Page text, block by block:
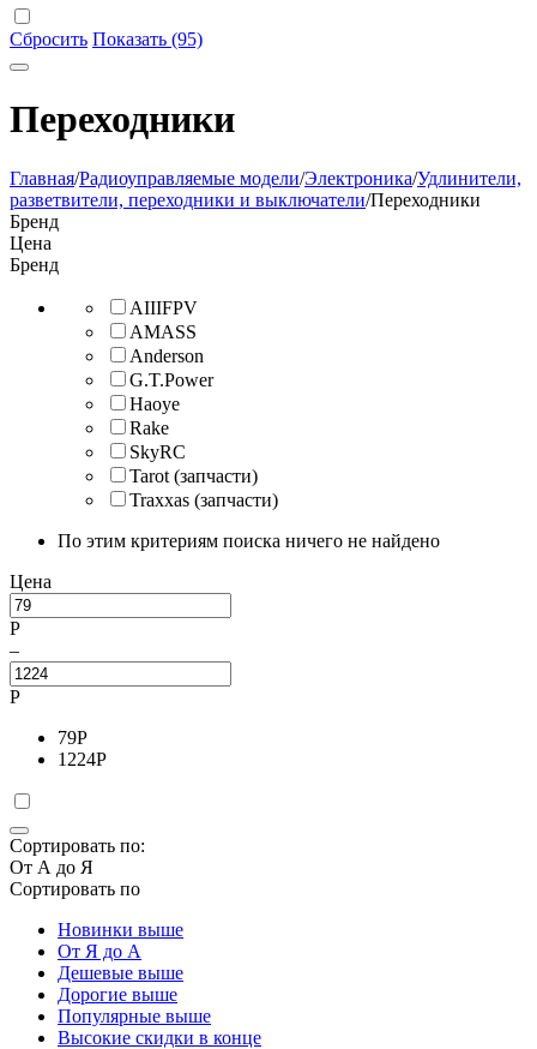
Сбросить Показать (95)
Переходники
Главная/Радиоуправляемые модели/Электроника/Удлинители,
разветвители, переходники и выключатели/Переходники
Бренд
Цена
Бренд
AIIIFPV
AMASS
Anderson
G.T.Power
Haoye
Rake
SkyRC
Tarot (запчасти)
Traxxas (запчасти)
По этим критериям поиска ничего не найдено
Цена
Р
–
Р
79Р
1224Р
Сортировать по:
От А до Я
Сортировать по
Новинки выше
От Я до А
Дешевые выше
Дорогие выше
Популярные выше
Высокие скидки в конце